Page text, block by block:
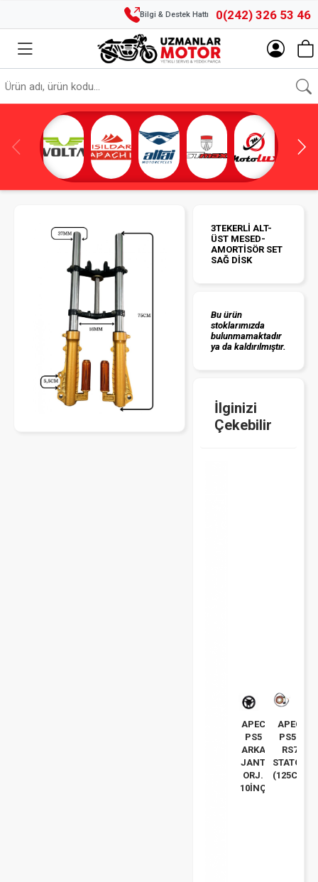
Bilgi & Destek Hattı 0(242) 326 53 46
3TEKERLİ ALT-
ÜST MESED-
AMORTİSÖR SET
SAĞ DİSK
Bu ürün
stoklarımızda
bulunmamaktadır
ya da kaldırılmıştır.
İlginizi
Çekebilir
APEC
PS5
ARKA
JANT
ORJ.
10İNÇ
APEC
PS5-
RS7
STATOR
(125CC)